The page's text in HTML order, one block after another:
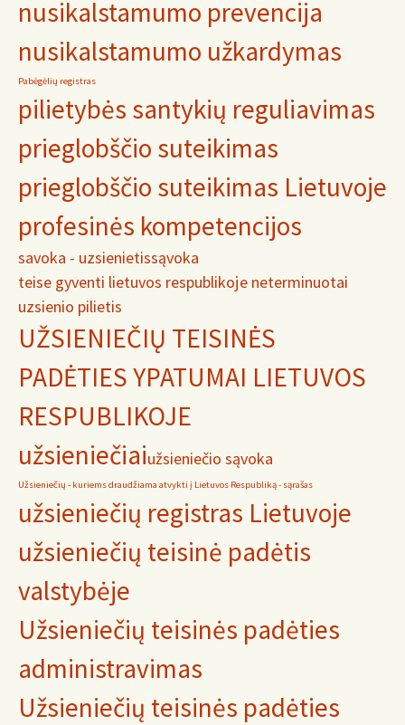
nusikalstamumo prevencija
nusikalstamumo užkardymas
Pabėgėlių registras
pilietybės santykių reguliavimas
prieglobščio suteikimas
prieglobščio suteikimas Lietuvoje
profesinės kompetencijos
savoka - uzsienietissąvoka
teise gyventi lietuvos respublikoje neterminuotai
uzsienio pilietis
UŽSIENIEČIŲ TEISINĖS
PADĖTIES YPATUMAI LIETUVOS
RESPUBLIKOJE
užsieniečiaiužsieniečio sąvoka
Užsieniečių - kuriems draudžiama atvykti į Lietuvos Respubliką - sąrašas
užsieniečių registras Lietuvoje
užsieniečių teisinė padėtis
valstybėje
Užsieniečių teisinės padėties
administravimas
Užsieniečių teisinės padėties